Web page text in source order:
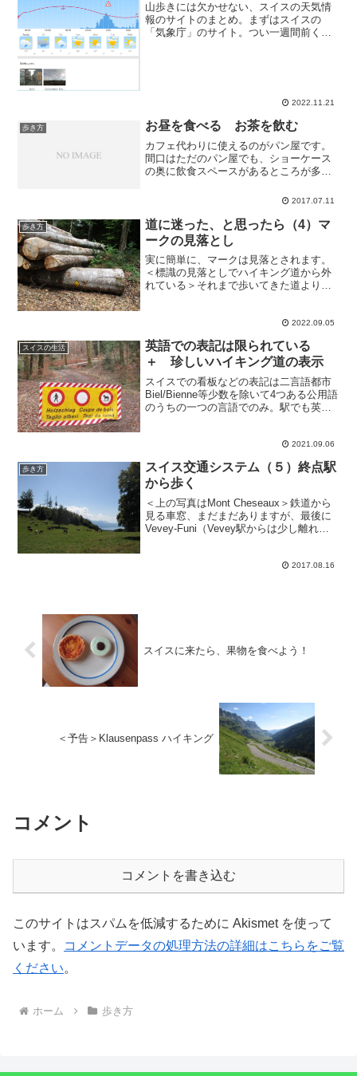
山歩きには欠かせない、スイスの天気情
報のサイトのまとめ。まずはスイスの
「気象庁」のサイト。つい一週間前くら
2022.11.21
歩き方 お昼を食べる お茶を飲む
カフェ代わりに使えるのがパン屋です。
間口はただのパン屋でも、ショーケース
の奥に飲食スペースがあるところが多い
かケーキを選び、中で食べることを告げ
お代はそこで払い奥のテー...
2017.07.11
歩き方
道に迷った、と思ったら（4）マ
ークの見落とし
実に簡単に、マークは見落とされます。
＜標識の見落としでハイキング道から外
れている＞それまで歩いてきた道より少
ころに花、きれいな景色だなー と一瞬
そちらを眺めた、写真を撮...
2022.09.05
スイスの生活
英語での表記は限られている
＋ 珍しいハイキング道の表示
スイスでの看板などの表記は二言語都市
Biel/Bienne等少数を除いて4つある公用語
のうちの一つの言語でのみ。駅でも英語
くらいでしか見かけない・・・かもしれ
ない。日本...
2021.09.06
歩き方
スイス交通システム（５）終点駅
から歩く
＜上の写真はMont Cheseaux＞鉄道から
見る車窓、まだまだありますが、最後に
Vevey-Funi（Vevey駅からは少し離れて
2017.08.16
スイスに来たら、果物を食べよう！
＜予告＞Klausenpass ハイキング
コメント
コメントを書き込む
このサイトはスパムを低減するために Akismet を使って
います。
コメントデータの処理方法の詳細はこちらをご覧
ください。
ホーム 歩き方